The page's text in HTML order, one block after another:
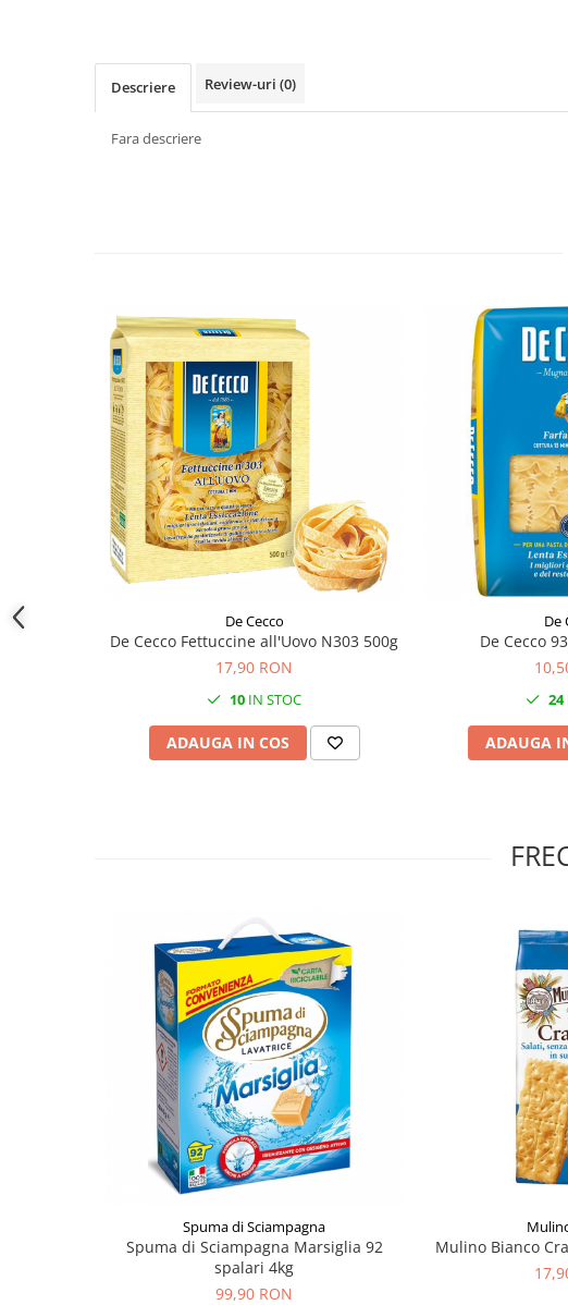
Zahăr & Îndulcitori
Lapte & Condensat
Descriere Review-uri (0)
Fara descriere
De Cecco
De Cecco Fettuccine all'Uovo N303 500g
17,90 RON
10 IN STOC
ADAUGA IN COS
De
De Cecco
24
ADAUGA
Spuma di Sciampagna
Spuma di Sciampagna Marsiglia 92
spalari 4kg
99,90 RON
Mulino Bianco